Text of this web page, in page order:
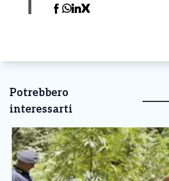
Potrebbero
interessarti